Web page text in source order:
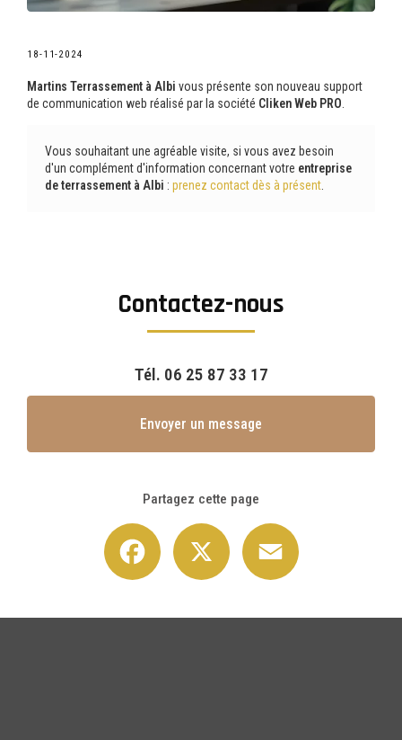
18-11-2024
Martins Terrassement à Albi vous présente son nouveau support
de communication web réalisé par la société Cliken Web PRO.
Vous souhaitant une agréable visite, si vous avez besoin
d'un complément d'information concernant votre entreprise
de terrassement à Albi : prenez contact dès à présent.
Contactez-nous
Tél. 06 25 87 33 17
Envoyer un message
Partagez cette page
Facebook